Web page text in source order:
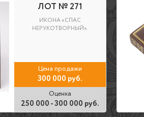
ЛОТ № 271
ИКОНА «СПАС
НЕРУКОТВОРНЫЙ».
Цена продажи
300 000 руб.
Оценка
250 000 - 300 000 руб.